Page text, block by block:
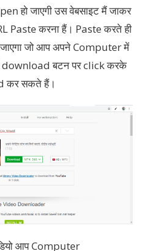
हो जाएगी उस वेबसाइट मैं जाकर
Paste करना हैं। Paste करते ही
जो आप अपने Computer में
download बटन पर click करके
कर सकते हैं।
आप Computer